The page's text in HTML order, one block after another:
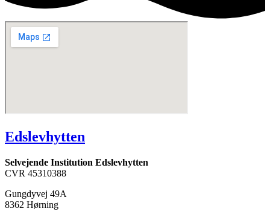
Edslevhytten
Selvejende Institution Edslevhytten
CVR 45310388
Gungdyvej 49A
8362 Hørning